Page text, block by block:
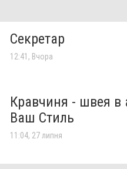
Секретар
12:41, Вчора
Кравчиня - швея в
Ваш Стиль
11:04, 27 липня